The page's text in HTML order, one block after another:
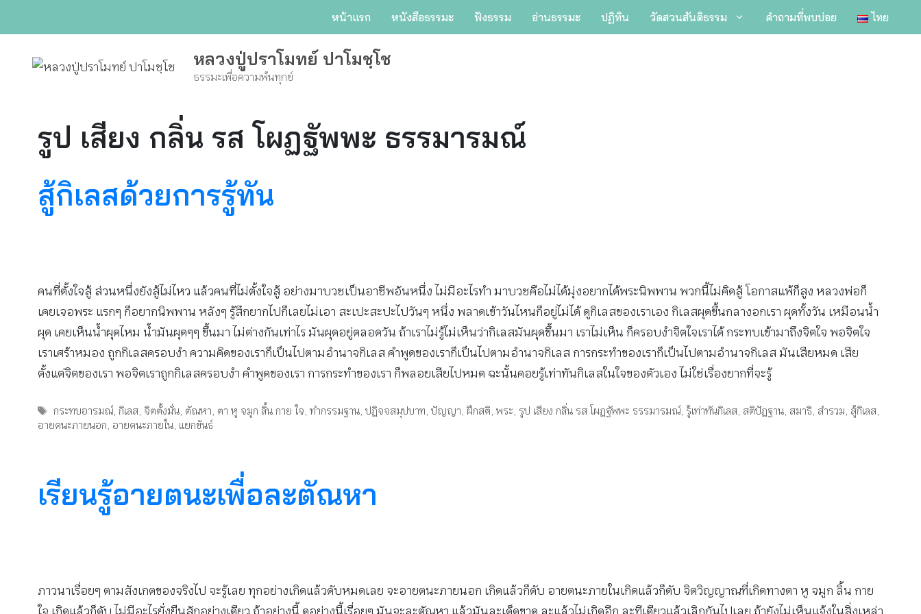
หน้าแรก หนังสือธรรมะ ฟังธรรม อ่านธรรมะ ปฏิทิน วัดสวนสันติธรรม คำถามที่พบบ่อย ไทย
หลวงปู่ปราโมทย์ ปาโมชฺโช
ธรรมะเพื่อความพ้นทุกข์
รูป เสียง กลิ่น รส โผฏฐัพพะ ธรรมารมณ์
สู้กิเลสด้วยการรู้ทัน
คนที่ตั้งใจสู้ ส่วนหนึ่งยังสู้ไม่ไหว แล้วคนที่ไม่ตั้งใจสู้ อย่างมาบวชเป็นอาชีพอันหนึ่ง ไม่มีอะไรทำ มาบวชคือไม่ได้มุ่งอยากได้พระนิพพาน พวกนี้ไม่คิดสู้ โอกาสแพ้ก็สูง หลวงพ่อก็
เคยเจอพระ แรกๆ ก็อยากนิพพาน หลังๆ รู้สึกยากไปก็เลยไม่เอา สะเปะสะปะไปวันๆ หนึ่ง พลาดเข้าวันไหนก็อยู่ไม่ได้ ดูกิเลสของเราเอง กิเลสผุดขึ้นกลางอกเรา ผุดทั้งวัน เหมือนน้ำ
ผุด เคยเห็นน้ำผุดไหม น้ำมันผุดๆๆ ขึ้นมา ไม่ต่างกันเท่าไร มันผุดอยู่ตลอดวัน ถ้าเราไม่รู้ไม่เห็นว่ากิเลสมันผุดขึ้นมา เราไม่เห็น ก็ครอบงำจิตใจเราได้ กระทบเข้ามาถึงจิตใจ พอจิตใจ
เราเศร้าหมอง ถูกกิเลสครอบงำ ความคิดของเราก็เป็นไปตามอำนาจกิเลส คำพูดของเราก็เป็นไปตามอำนาจกิเลส การกระทำของเราก็เป็นไปตามอำนาจกิเลส มันเสียหมด เสีย
ตั้งแต่จิตของเรา พอจิตเราถูกกิเลสครอบงำ คำพูดของเรา การกระทำของเรา ก็พลอยเสียไปหมด ฉะนั้นคอยรู้เท่าทันกิเลสในใจของตัวเอง ไม่ใช่เรื่องยากที่จะรู้
Tags
กระทบอารมณ์,กิเลส, จิตตั้งมั่น, ตัณหา, ตา หู จมูก ลิ้น กาย ใจ,ทำกรรมฐาน,ปฏิจจสมุปบาท,ปัญญา,ฝึกสติ,พระ, รูป เสียง กลิ่น รส โผฏฐัพพะ ธรรมารมณ์, รู้เท่าทันกิเลส, สติปัฏฐาน, สมาธิ, สำรวม, สู้กิเลส,
อายตนะภายนอก, อายตนะภายใน, แยกขันธ์
เรียนรู้อายตนะเพื่อละตัณหา
ภาวนาเรื่อยๆ ตามสังเกตของจริงไป จะรู้เลย ทุกอย่างเกิดแล้วดับหมดเลย จะอายตนะภายนอก เกิดแล้วก็ดับ อายตนะภายในเกิดแล้วก็ดับ จิตวิญญาณที่เกิดทางตา หู จมูก ลิ้น กาย